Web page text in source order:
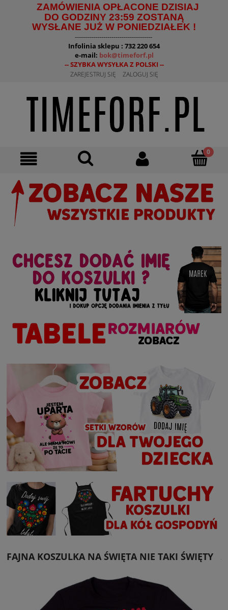
ZAMÓWIENIA OPŁACONE DZISIAJ
DO GODZINY 23:59 ZOSTANĄ
WYSŁANE JUŻ W PONIEDZIAŁEK !
--------------------------------------
Infolinia sklepu : 732 220 654
e-mail: bok@timeforf.pl
-- SZYBKA WYSYŁKA Z POLSKI --
ZAREJESTRUJ SIĘ ZALOGUJ SIĘ
FAJNA KOSZULKA NA ŚWIĘTA NIE TAKI ŚWIĘTY